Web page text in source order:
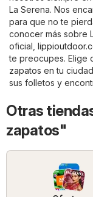
La Serena. Nos
para que no te
conocer más sobre
oficial,
te preocupes. Elige
zapatos en tu
sus folletos y
Otras
zapatos"